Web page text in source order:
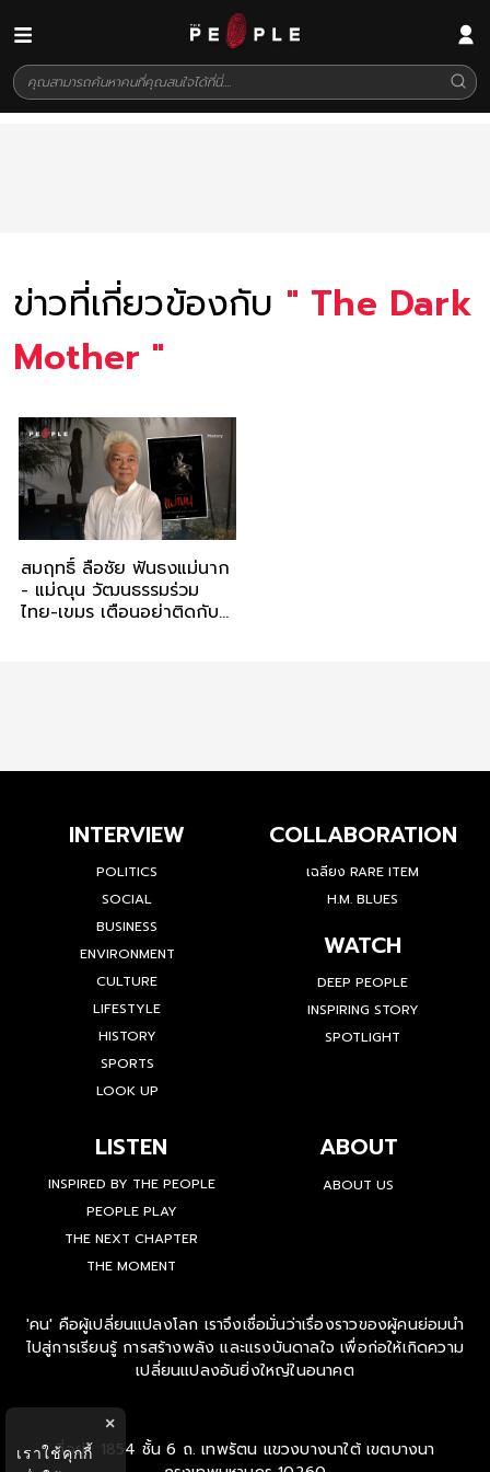
ข่าวที่เกี่ยวข้องกับ " The Dark
Mother "
สมฤทธิ์ ลือชัย ฟันธงแม่นาก
- แม่ณุน วัฒนธรรมร่วม
ไทย-เขมร เตือนอย่าติดกับ
INTERVIEW
POLITICS
SOCIAL
BUSINESS
ENVIRONMENT
CULTURE
LIFESTYLE
HISTORY
SPORTS
LOOK UP
COLLABORATION
เฉลียง RARE ITEM
H.M. BLUES
WATCH
DEEP PEOPLE
INSPIRING STORY
SPOTLIGHT
LISTEN
INSPIRED BY THE PEOPLE
PEOPLE PLAY
THE NEXT CHAPTER
THE MOMENT
ABOUT
ABOUT US
'คน' คือผู้เปลี่ยนแปลงโลก เราจึงเชื่อมั่นว่าเรื่องราวของผู้คนย่อมนำ
ไปสู่การเรียนรู้ การสร้างพลัง และแรงบันดาลใจ เพื่อก่อให้เกิดความ
เปลี่ยนแปลงอันยิ่งใหญ่ในอนาคต
ที่อยู่ : 1854 ชั้น 6 ถ. เทพรัตน แขวงบางนาใต้ เขตบางนา
×
เราใช้คุกกี้